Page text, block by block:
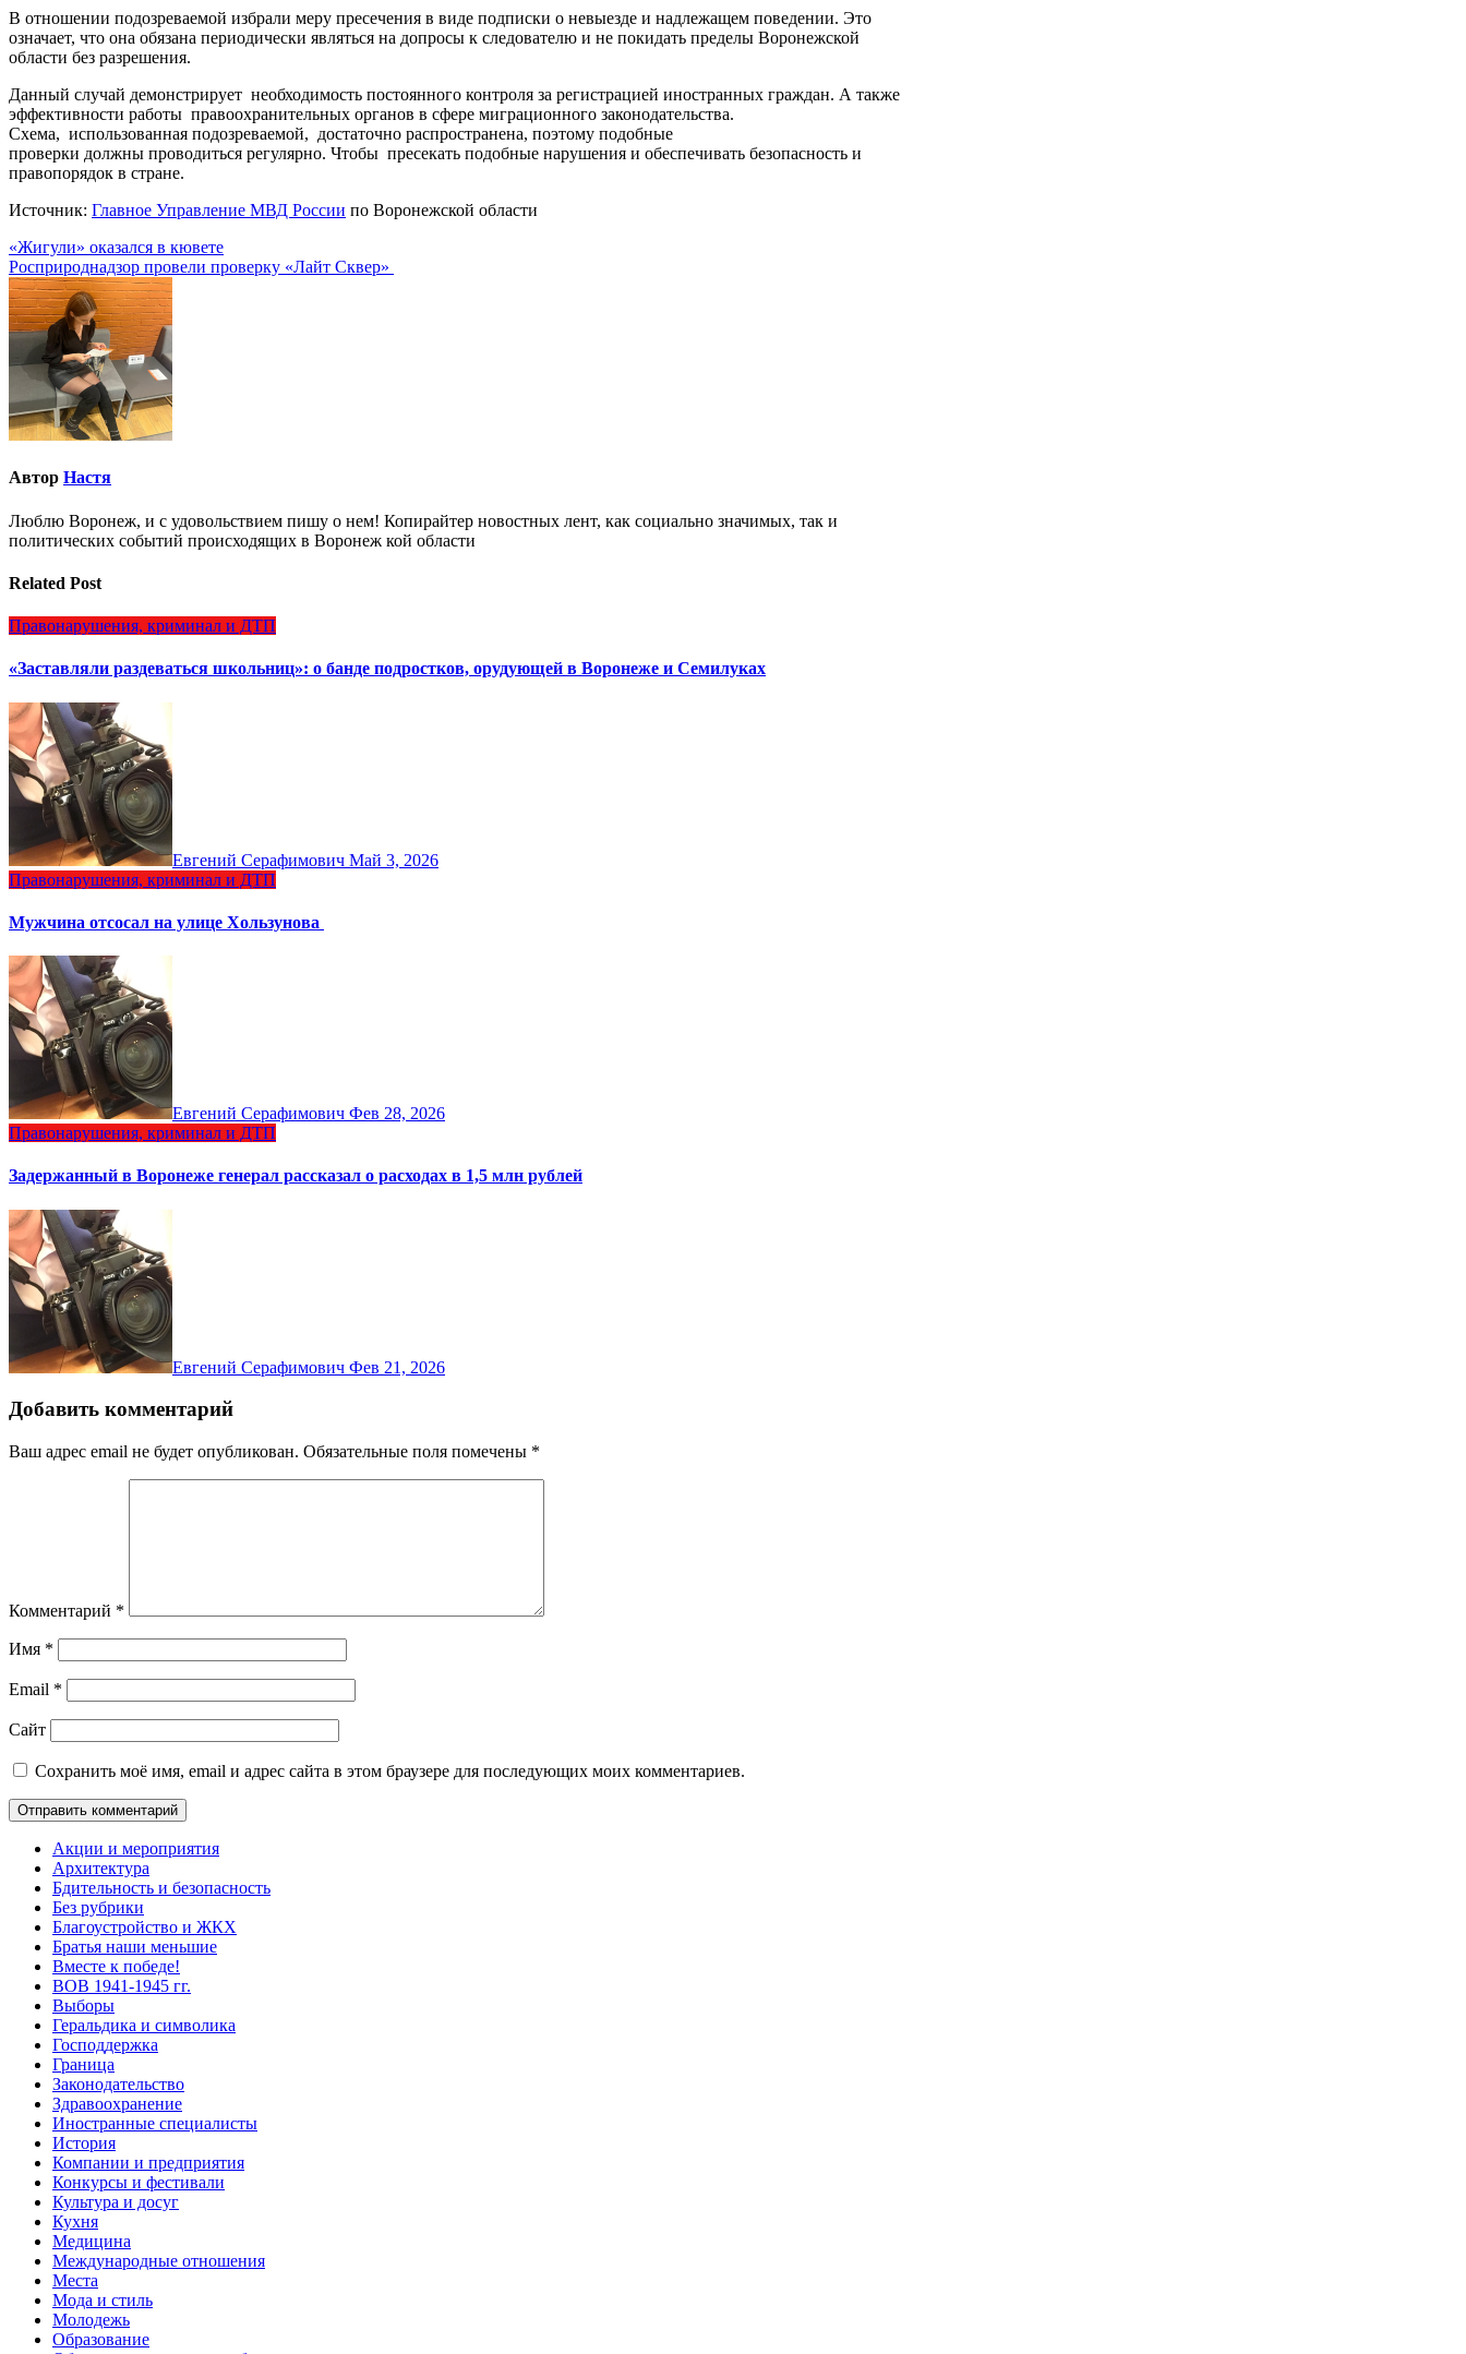
В отношении подозреваемой избрали меру пресечения в виде подписки о невыезде и надлежащем поведении. Это
означает, что она обязана периодически являться на допросы к следователю и не покидать пределы Воронежской
области без разрешения.
Данный случай демонстрирует необходимость постоянного контроля за регистрацией иностранных граждан. А также
эффективности работы правоохранительных органов в сфере миграционного законодательства.
Схема, использованная подозреваемой, достаточно распространена, поэтому подобные
проверки должны проводиться регулярно. Чтобы пресекать подобные нарушения и обеспечивать безопасность и
правопорядок в стране.
Источник: Главное Управление МВД России по Воронежской области
Навигация
по
записям
«Жигули» оказался в кювете
Росприроднадзор провели проверку «Лайт Сквер»
Автор Настя
Люблю Воронеж, и с удовольствием пишу о нем! Копирайтер новостных лент, как социально значимых, так и
политических событий происходящих в Воронеж кой области
Related Post
Правонарушения, криминал и ДТП
«Заставляли раздеваться школьниц»: о банде подростков, орудующей в Воронеже и Семилуках
Евгений Серафимович Май 3, 2026
Правонарушения, криминал и ДТП
Мужчина отсосал на улице Хользунова
Евгений Серафимович Фев 28, 2026
Правонарушения, криминал и ДТП
Задержанный в Воронеже генерал рассказал о расходах в 1,5 млн рублей
Евгений Серафимович Фев 21, 2026
Добавить комментарий
Ваш адрес email не будет опубликован. Обязательные поля помечены *
Комментарий *
Имя *
Email *
Сайт
Сохранить моё имя, email и адрес сайта в этом браузере для последующих моих комментариев.
Акции и мероприятия
Архитектура
Бдительность и безопасность
Без рубрики
Благоустройство и ЖКХ
Братья наши меньшие
Вместе к победе!
ВОВ 1941-1945 гг.
Выборы
Геральдика и символика
Господдержка
Граница
Законодательство
Здравоохранение
Иностранные специалисты
История
Компании и предприятия
Конкурсы и фестивали
Культура и досуг
Кухня
Медицина
Международные отношения
Места
Мода и стиль
Молодежь
Образование